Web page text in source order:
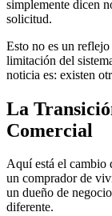
simplemente dicen
solicitud.
Esto no es un
limitación del
noticia es: existen
La
Comercial
Aquí está el cambio
un comprador de
un dueño de
diferente.